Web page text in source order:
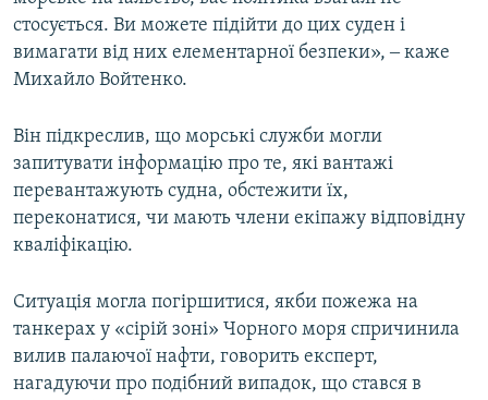
стосується. Ви можете підійти до цих суден і
вимагати від них елементарної безпеки», ‒ каже
Михайло Войтенко.
Він підкреслив, що морські служби могли
запитувати інформацію про те, які вантажі
перевантажують судна, обстежити їх,
переконатися, чи мають члени екіпажу відповідну
кваліфікацію.
Ситуація могла погіршитися, якби пожежа на
танкерах у «сірій зоні» Чорного моря спричинила
вилив палаючої нафти, говорить експерт,
нагадуючи про подібний випадок, що стався в